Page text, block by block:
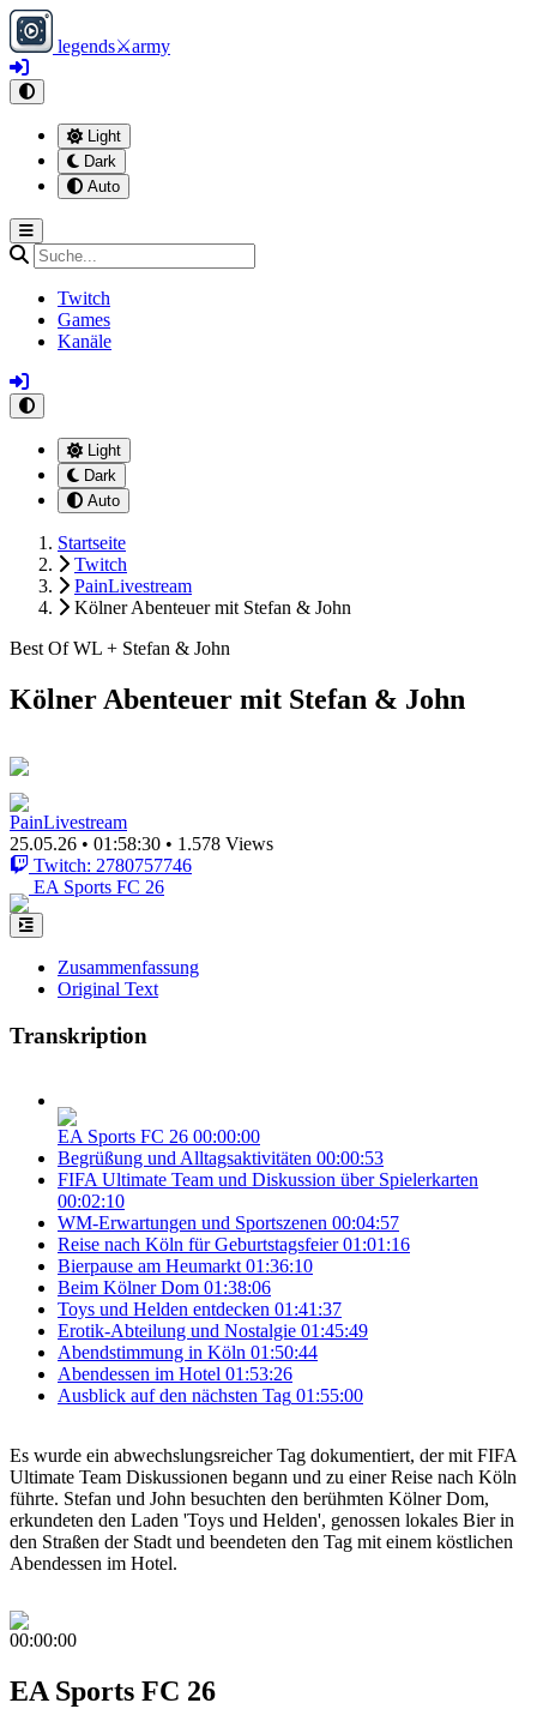
legends⚔army
Light
Dark
Auto
Twitch
Games
Kanäle
Light
Dark
Auto
Startseite
Twitch
PainLivestream
Kölner Abenteuer mit Stefan & John
Best Of WL + Stefan & John
Kölner Abenteuer mit Stefan & John
PainLivestream
25.05.26 • 01:58:30 • 1.578 Views
Twitch: 2780757746
EA Sports FC 26
Zusammenfassung
Original Text
Transkription
EA Sports FC 26 00:00:00
Begrüßung und Alltagsaktivitäten 00:00:53
FIFA Ultimate Team und Diskussion über Spielerkarten
00:02:10
WM-Erwartungen und Sportszenen 00:04:57
Reise nach Köln für Geburtstagsfeier 01:01:16
Bierpause am Heumarkt 01:36:10
Beim Kölner Dom 01:38:06
Toys und Helden entdecken 01:41:37
Erotik-Abteilung und Nostalgie 01:45:49
Abendstimmung in Köln 01:50:44
Abendessen im Hotel 01:53:26
Ausblick auf den nächsten Tag 01:55:00
Es wurde ein abwechslungsreicher Tag dokumentiert, der mit FIFA
Ultimate Team Diskussionen begann und zu einer Reise nach Köln
führte. Stefan und John besuchten den berühmten Kölner Dom,
erkundeten den Laden 'Toys und Helden', genossen lokales Bier in
den Straßen der Stadt und beendeten den Tag mit einem köstlichen
Abendessen im Hotel.
00:00:00
EA Sports FC 26